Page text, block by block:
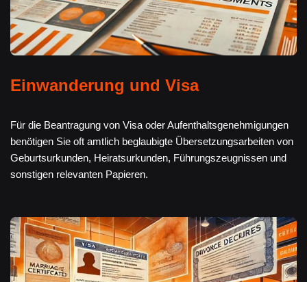
Einwanderung und Visa
Für die Beantragung von Visa oder Aufenthaltsgenehmigungen
benötigen Sie oft amtlich beglaubigte Übersetzungsarbeiten von
Geburtsurkunden, Heiratsurkunden, Führungszeugnissen und
sonstigen relevanten Papieren.